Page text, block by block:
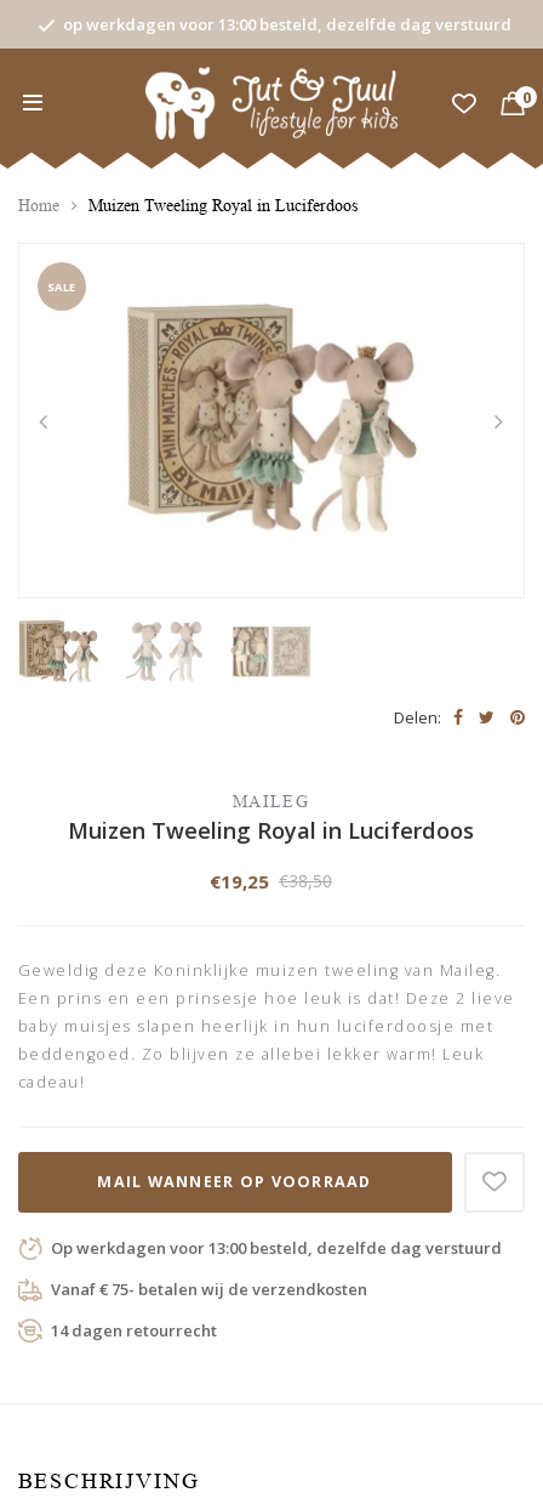
op werkdagen voor 13:00 besteld, dezelfde dag verstuurd
0
Home Muizen Tweeling Royal in Luciferdoos
SALE
Delen:
MAILEG
Muizen Tweeling Royal in Luciferdoos
€19,25 €38,50
Geweldig deze Koninklijke muizen tweeling van Maileg.
Een prins en een prinsesje hoe leuk is dat! Deze 2 lieve
baby muisjes slapen heerlijk in hun luciferdoosje met
beddengoed. Zo blijven ze allebei lekker warm! Leuk
cadeau!
MAIL WANNEER OP VOORRAAD
Op werkdagen voor 13:00 besteld, dezelfde dag verstuurd
Vanaf € 75- betalen wij de verzendkosten
14 dagen retourrecht
BESCHRIJVING